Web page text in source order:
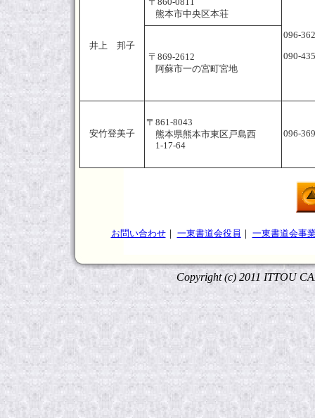
井上 邦子
〒860-0811
熊本市中央区本荘
096-
090-
〒869-2612
阿蘇市一の宮町宮地
安竹登美子
〒861-8043
熊本県熊本市東区戸島西
1-17-64
096-
お問い合わせ｜ 一東書道会役員 ｜ 一東書道会事
Copyright (c) 2011 ITTOU